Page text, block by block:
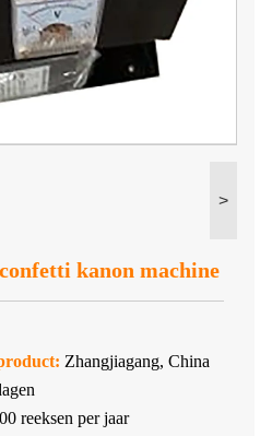
>
kanon machine
Zhangjiagang, China
reeksen per jaar